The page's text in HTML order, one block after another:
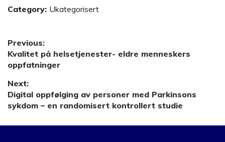
Category: Ukategorisert
Innleggsnavigasjon
Previous:
Previous
post:
Kvalitet på helsetjenester- eldre menneskers
oppfatninger
Next:
Next
post:
Digital oppfølging av personer med Parkinsons
sykdom – en randomisert kontrollert studie